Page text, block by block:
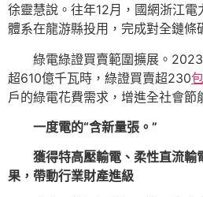
徐靈慧說。往年12月，國網浙江
體系在龍游縣投用，完成對全鏈條
綠電綠證買賣範圍擴展。
超610億千瓦時，綠證買賣超230
戶的綠電花費需求，增進全社會節
一度電的“含新量張。”
獲得特高壓輸電、柔性直流輸
果，帶動行業財產進級